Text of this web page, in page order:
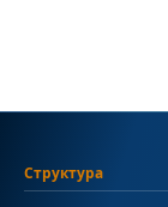
Структура